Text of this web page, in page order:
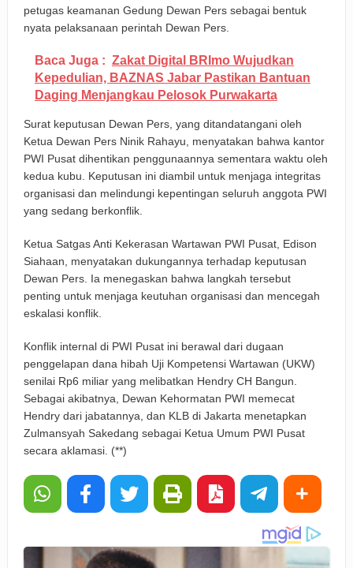
petugas keamanan Gedung Dewan Pers sebagai bentuk
nyata pelaksanaan perintah Dewan Pers.
Baca Juga : Zakat Digital BRImo Wujudkan
Kepedulian, BAZNAS Jabar Pastikan Bantuan
Daging Menjangkau Pelosok Purwakarta
Surat keputusan Dewan Pers, yang ditandatangani oleh
Ketua Dewan Pers Ninik Rahayu, menyatakan bahwa kantor
PWI Pusat dihentikan penggunaannya sementara waktu oleh
kedua kubu. Keputusan ini diambil untuk menjaga integritas
organisasi dan melindungi kepentingan seluruh anggota PWI
yang sedang berkonflik.
Ketua Satgas Anti Kekerasan Wartawan PWI Pusat, Edison
Siahaan, menyatakan dukungannya terhadap keputusan
Dewan Pers. Ia menegaskan bahwa langkah tersebut
penting untuk menjaga keutuhan organisasi dan mencegah
eskalasi konflik.
Konflik internal di PWI Pusat ini berawal dari dugaan
penggelapan dana hibah Uji Kompetensi Wartawan (UKW)
senilai Rp6 miliar yang melibatkan Hendry CH Bangun.
Sebagai akibatnya, Dewan Kehormatan PWI memecat
Hendry dari jabatannya, dan KLB di Jakarta menetapkan
Zulmansyah Sakedang sebagai Ketua Umum PWI Pusat
secara aklamasi. (**)